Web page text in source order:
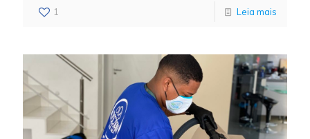
1 Leia mais